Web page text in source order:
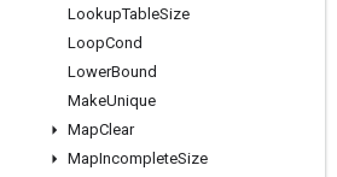
LookupTableSize
LoopCond
LowerBound
MakeUnique
MapClear
MapIncompleteSize